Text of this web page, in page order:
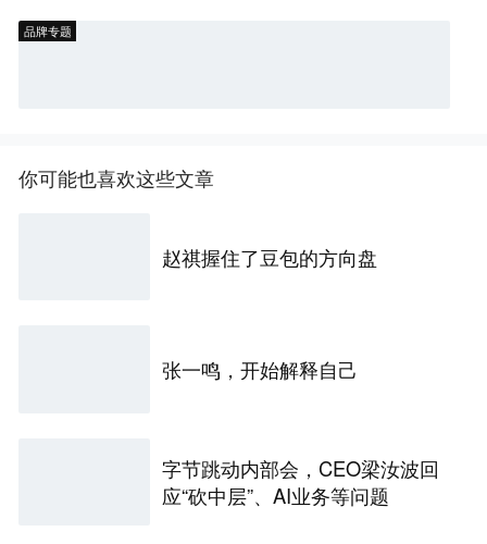
品牌专题
你可能也喜欢这些文章
赵祺握住了豆包的方向盘
张一鸣，开始解释自己
字节跳动内部会，CEO梁汝波回
应“砍中层”、AI业务等问题